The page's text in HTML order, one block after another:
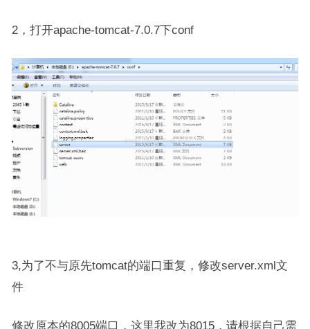
2，打开apache-tomcat-7.0.7下conf
3,为了不与原先tomcat的端口重复，修改server.xml文
件
修改原本的8005端口，这里我改为8015，请根据自己需